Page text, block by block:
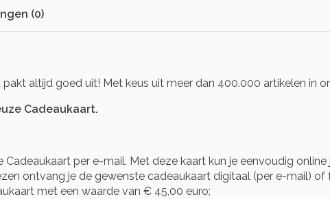
(0)
altijd goed uit! Met keus uit meer dan 400.000 artikelen in
Cadeaukaart.
Cadeaukaart per e-mail. Met deze kaart kun je eenvoudig
ontvang je de gewenste cadeaukaart digitaal (per e-mail) of
met een waarde van € 45,00 euro;